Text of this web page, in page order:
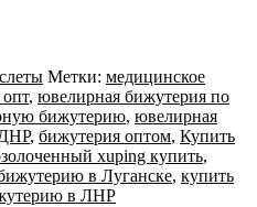
Метки: медицинское
, ювелирная бижутерия по
бижутерию, ювелирная
, бижутерия оптом, Купить
xuping купить,
в Луганске, купить
в ЛНР